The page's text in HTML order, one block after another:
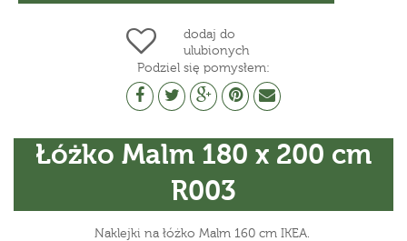
dodaj do
ulubionych
Podziel się pomysłem:
Łóżko Malm 180 x 200 cm
R003
Naklejki na łóżko Malm 160 cm IKEA.